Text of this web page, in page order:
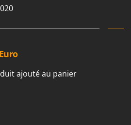
en aluminium
piscine
ajouté au panier